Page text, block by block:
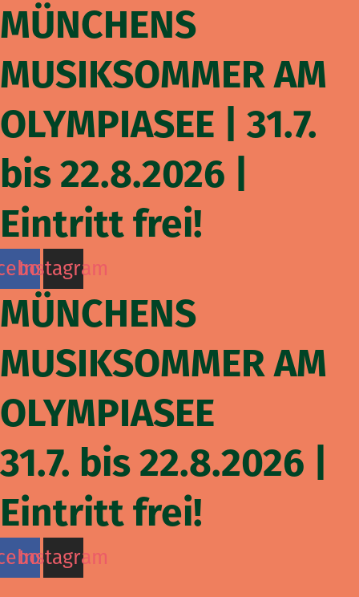
Zum
Inhalt
MÜNCHENS
MUSIKSOMMER AM
OLYMPIASEE | 31.7.
bis 22.8.2026 |
Eintritt frei!
Instagram
MÜNCHENS
MUSIKSOMMER AM
OLYMPIASEE
31.7. bis 22.8.2026 |
Eintritt frei!
Instagram